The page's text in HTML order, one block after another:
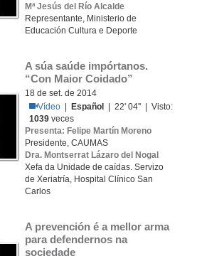
Mª Jesús del Río Alcalde
Representante, Ministerio de
Educación Cultura e Deporte
A súa saúde impórtanos.
“Con Maior Coidado”
18 de set. de 2014
Vídeo
Español
| 22' 04'' | Visto:
1039 veces
Presenta: Felipe Martín Moreno
Presidente, CAUMAS
Dra. Montserrat Lázaro del Nogal
Xefa da Unidade de caídas. Servizo
de Xeriatría, Hospital Clínico San
Carlos
A prevención é a mellor arma
para defendernos na
sociedade